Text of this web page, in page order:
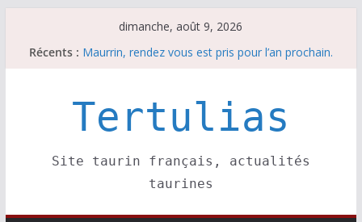
dimanche, août 9, 2026
Récents : Maurrin, rendez vous est pris pour l’an prochain.
Parentis, La Golosina: une première étape
Tertulias
Site taurin français, actualités
taurines